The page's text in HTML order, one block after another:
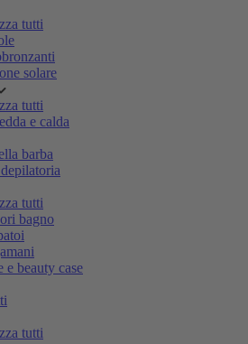
tutti
solare
tutti
e calda
barba
tutti
bagno
e beauty case
tutti